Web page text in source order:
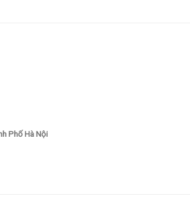
Phố Hà Nội